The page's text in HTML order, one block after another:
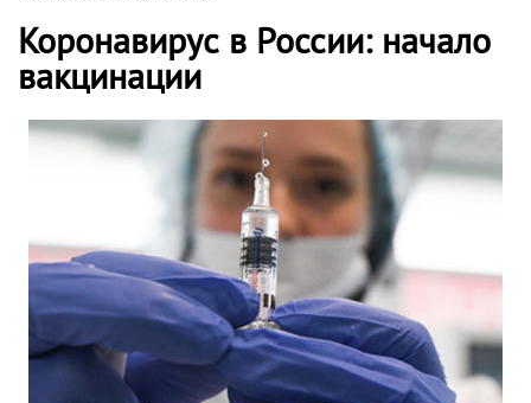
Коронавирус в России: начало
вакцинации